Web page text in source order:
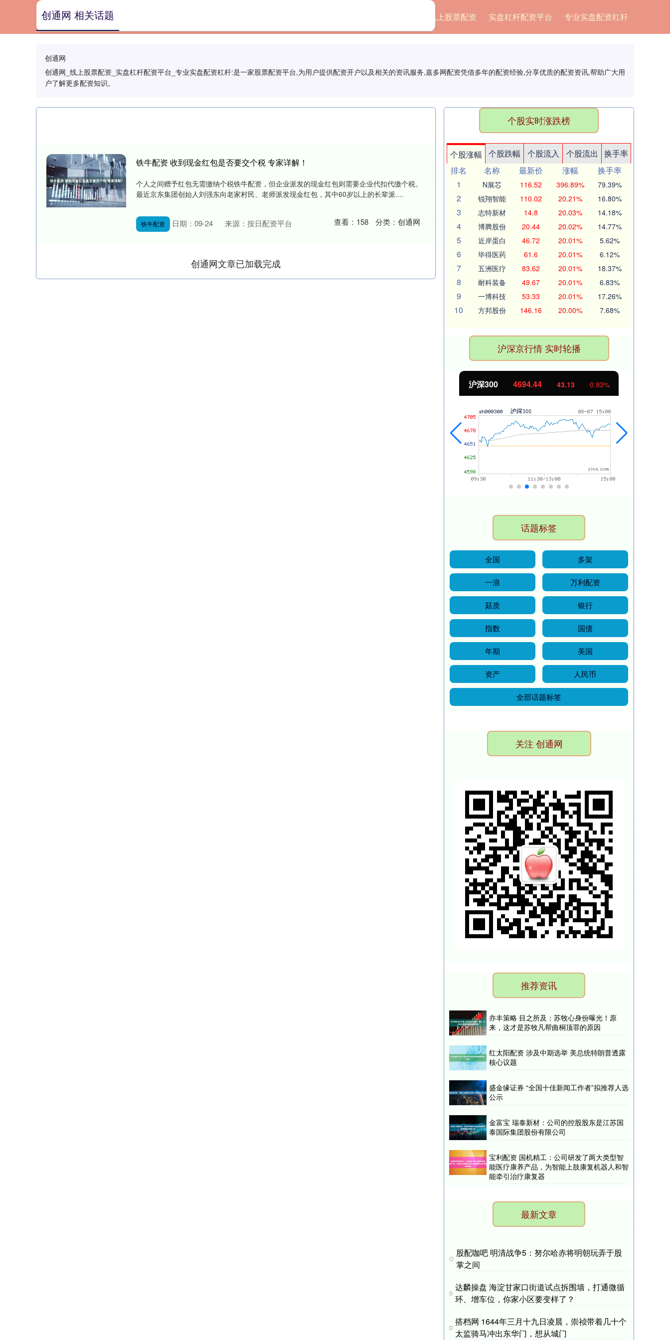
线上股票配资 实盘杠杆配资平台 专业实盘配资杠杆
创通网
创通网_线上股票配资_实盘杠杆配资平台_专业实盘配资杠杆:是一家股票配资平台,为用户提供配资开户以及相关的资讯服务,嘉多网配资凭借多年的配资经验,分享优质的配资资讯,帮助广大用
户了解更多配资知识。
创通网 相关话题
铁牛配资 收到现金红包是否要交个税 专家详解！
个人之间赠予红包无需缴纳个税铁牛配资，但企业派发的现金红包则需要企业代扣代缴个税。
最近京东集团创始人刘强东向老家村民、老师派发现金红包，其中60岁以上的长辈派....
铁牛配资 日期：09-24 来源：按日配资平台 查看： 158 分类： 创通网
创通网文章已加载完成
个股实时涨跌榜
个股涨幅 个股跌幅 个股流入 个股流出
换手率
排名
名称 最新价 涨幅
换手率
1
N展芯 116.52 396.89% 79.39%
2 锐翔智能 110.02 20.21% 16.80%
3 志特新材 14.8 20.03% 14.18%
4 博腾股份 20.44 20.02% 14.77%
5 近岸蛋白 46.72 20.01% 5.62%
6 毕得医药 61.6 20.01% 6.12%
7 五洲医疗 83.62 20.01% 18.37%
8 耐科装备 49.67 20.01% 6.83%
9 一博科技 53.33 20.01% 17.26%
10 方邦股份 146.16 20.00% 7.68%
沪深京行情 实时轮播
北证50 1134.24 11.37 1.01%
话题标签
全国 多架
一浪 万利配资
菇质 银行
指数 国债
年期 美国
资产 人民币
全部话题标签
关注 创通网
推荐资讯
亦丰策略 目之所及：苏牧心身份曝光！原
来，这才是苏牧凡帮曲桐顶罪的原因
红太阳配资 涉及中期选举 美总统特朗普透露
核心议题
盛金缘证券 “全国十佳新闻工作者”拟推荐人选
公示
金富宝 瑞泰新材：公司的控股股东是江苏国
泰国际集团股份有限公司
宝利配资 国机精工：公司研发了两大类型智
能医疗康养产品，为智能上肢康复机器人和智
能牵引治疗康复器
最新文章
股配咖吧 明清战争5：努尔哈赤将明朝玩弄于股
掌之间
达麟操盘 海淀甘家口街道试点拆围墙，打通微循
环、增车位，你家小区要变样了？
搭档网 1644年三月十九日凌晨，崇祯带着几十个
太监骑马冲出东华门，想从城门